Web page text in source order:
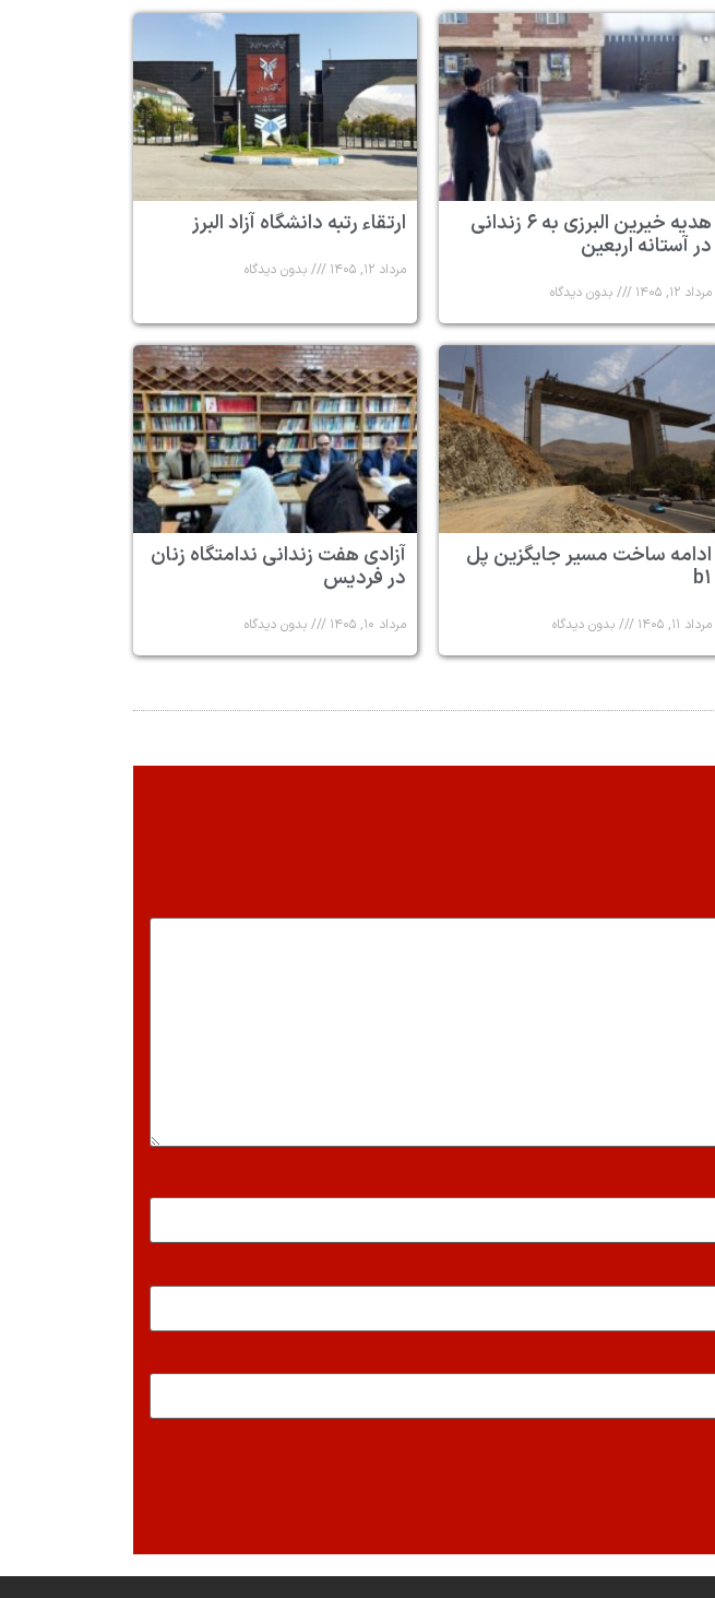
هدیه خیرین البرزی به ۶ زندانی
در آستانه اربعین
مرداد ۱۲, ۱۴۰۵ بدون دیدگاه
ارتقاء رتبه دانشگاه آزاد البرز
مرداد ۱۲, ۱۴۰۵ بدون دیدگاه
ادامه ساخت مسیر جایگزین پل
b۱
مرداد ۱۱, ۱۴۰۵ بدون دیدگاه
آزادی هفت زندانی ندامتگاه زنان
در فردیس
مرداد ۱۰, ۱۴۰۵ بدون دیدگاه